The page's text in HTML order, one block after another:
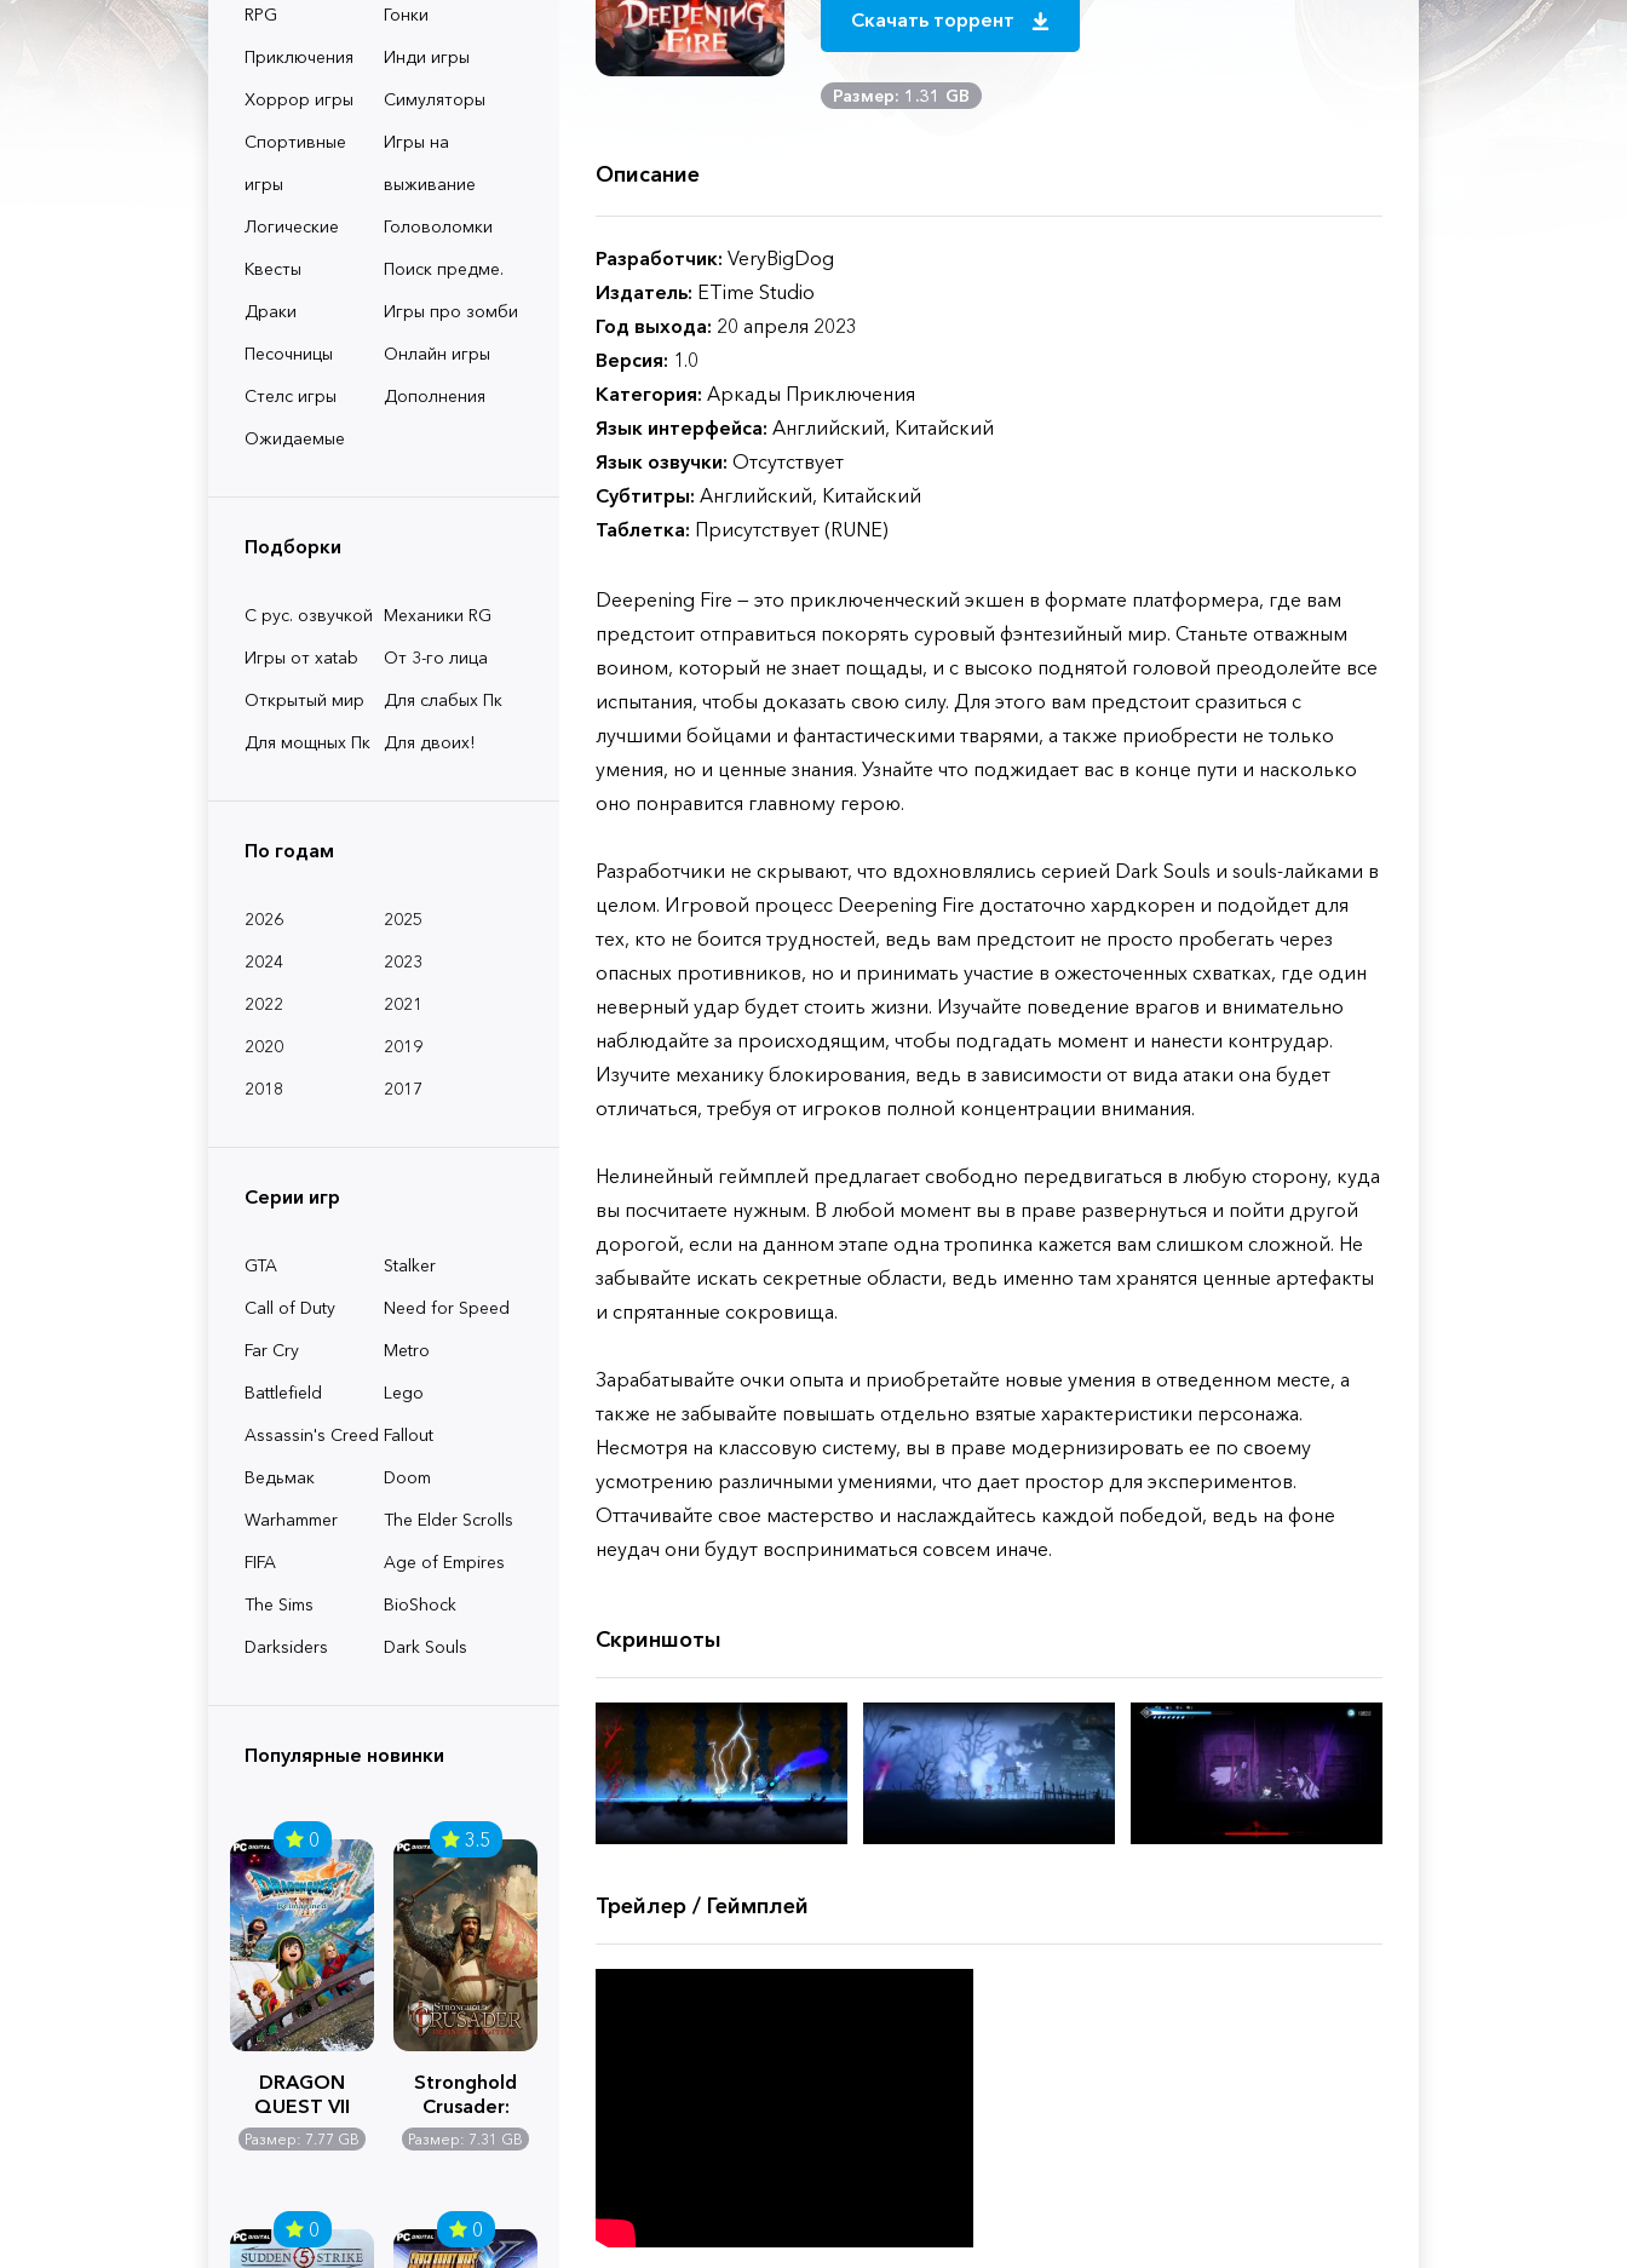
RPG
Гонки
Приключения
Инди игры
Хоррор игры
Симуляторы
Спортивные
игры
Игры на
выживание
Логические
Головоломки
Квесты
Поиск предме.
Драки
Игры про зомби
Песочницы
Онлайн игры
Стелс игры
Дополнения
Ожидаемые
Подборки
С рус. озвучкой Механики RG
Игры от xatab
От 3-го лица
Открытый мир
Для слабых Пк
Для мощных Пк
Для двоих!
По годам
2026
2025
2024
2023
2022
2021
2020
2019
2018
2017
Серии игр
GTA
Stalker
Call of Duty
Need for Speed
Far Cry
Metro
Battlefield
Lego
Assassin's Creed Fallout
Ведьмак
Doom
Warhammer
The Elder Scrolls
FIFA
Age of Empires
The Sims
BioShock
Darksiders
Dark Souls
Популярные новинки
0
DRAGON
QUEST VII
Reimagined
Размер: 7.77 GB
3.5
Stronghold
Crusader:
Definitive
Edition
Размер: 7.31 GB
0 0
Скачать торрент
Размер: 1.31 GB
Описание
Разработчик: VeryBigDog
Издатель: ETime Studio
Год выхода: 20 апреля 2023
Версия: 1.0
Категория: Аркады Приключения
Язык интерфейса: Английский, Китайский
Язык озвучки: Отсутствует
Субтитры: Английский, Китайский
Таблетка: Присутствует (RUNE)
Deepening Fire — это приключенческий экшен в формате платформера, где вам
предстоит отправиться покорять суровый фэнтезийный мир. Станьте отважным
воином, который не знает пощады, и с высоко поднятой головой преодолейте все
испытания, чтобы доказать свою силу. Для этого вам предстоит сразиться с
лучшими бойцами и фантастическими тварями, а также приобрести не только
умения, но и ценные знания. Узнайте что поджидает вас в конце пути и насколько
оно понравится главному герою.
Разработчики не скрывают, что вдохновлялись серией Dark Souls и souls-лайками в
целом. Игровой процесс Deepening Fire достаточно хардкорен и подойдет для
тех, кто не боится трудностей, ведь вам предстоит не просто пробегать через
опасных противников, но и принимать участие в ожесточенных схватках, где один
неверный удар будет стоить жизни. Изучайте поведение врагов и внимательно
наблюдайте за происходящим, чтобы подгадать момент и нанести контрудар.
Изучите механику блокирования, ведь в зависимости от вида атаки она будет
отличаться, требуя от игроков полной концентрации внимания.
Нелинейный геймплей предлагает свободно передвигаться в любую сторону, куда
вы посчитаете нужным. В любой момент вы в праве развернуться и пойти другой
дорогой, если на данном этапе одна тропинка кажется вам слишком сложной. Не
забывайте искать секретные области, ведь именно там хранятся ценные артефакты
и спрятанные сокровища.
Зарабатывайте очки опыта и приобретайте новые умения в отведенном месте, а
также не забывайте повышать отдельно взятые характеристики персонажа.
Несмотря на классовую систему, вы в праве модернизировать ее по своему
усмотрению различными умениями, что дает простор для экспериментов.
Оттачивайте свое мастерство и наслаждайтесь каждой победой, ведь на фоне
неудач они будут восприниматься совсем иначе.
Скриншоты
Трейлер / Геймплей